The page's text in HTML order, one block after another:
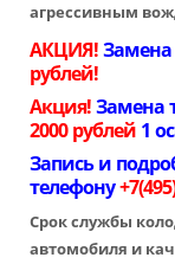
агрессивным
АКЦИЯ!Замена
рублей!
Акция!Замена
2000 рублей 1
Запись и
телефону
Срок службы
автомобиля и